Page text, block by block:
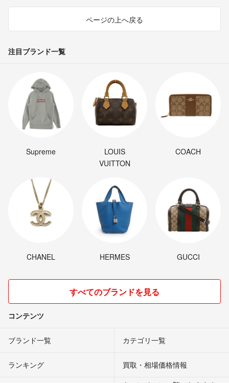
ページの上へ戻る
注目ブランド一覧
Supreme
LOUIS
VUITTON
COACH
CHANEL HERMES GUCCI
すべてのブランドを見る
コンテンツ
ブランド一覧 カテゴリ一覧
ランキング 買取・相場価格情報